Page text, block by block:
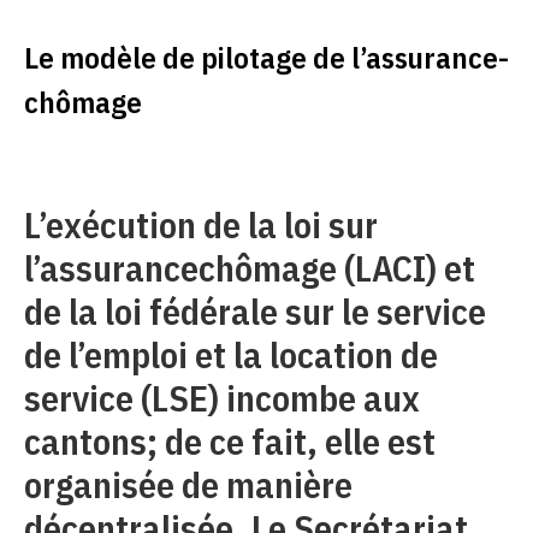
Le modèle de pilotage de l’assurance-
chômage
L’exécution de la loi sur
l’assurancechômage (LACI) et
de la loi fédérale sur le service
de l’emploi et la location de
service (LSE) incombe aux
cantons; de ce fait, elle est
organisée de manière